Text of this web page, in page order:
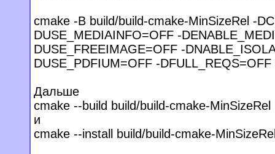
cmake -B build/build-cmake-MinSizeRel -
DUSE_MEDIAINFO=OFF -
DUSE_FREEIMAGE=OFF -
DUSE_PDFIUM=OFF -DFULL_REQS=OFF
Дальше
cmake --build build/build-cmake-MinSizeRel
и
cmake --install build/build-cmake-